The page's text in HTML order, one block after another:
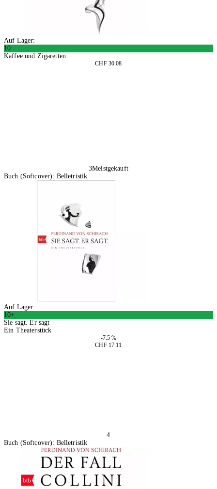
Auf Lager:
10
Kaffee und Zigaretten
CHF 30.08
3Meistgekauft
Buch (Softcover): Belletristik
Auf Lager:
10+
Sie sagt. Er sagt
Ein Theaterstück
-7.5 %
CHF 17.11
4
Buch (Softcover): Belletristik